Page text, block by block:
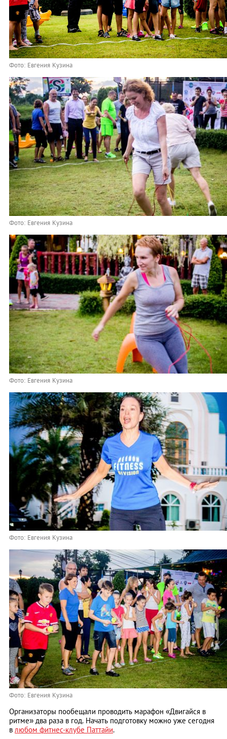
Фото: Евгения Кузина
Фото: Евгения Кузина
Фото: Евгения Кузина
Фото: Евгения Кузина
Фото: Евгения Кузина
Организаторы пообещали проводить марафон «Двигайся в
ритме» два раза в год. Начать подготовку можно уже сегодня
в любом фитнес-клубе Паттайи.